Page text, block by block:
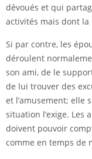
dévoués et qui
activités mais dont
Si par contre, les
déroulent
son ami, de le
de lui trouver des
et l’amusement; elle
situation l’exige. Les
doivent pouvoir
comme en temps de